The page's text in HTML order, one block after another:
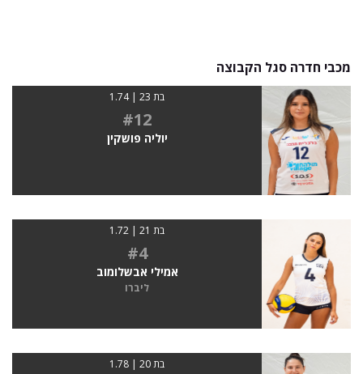
מכבי חדרה סגל הקבוצה
בת 23 | 1.74
#12
יוליה פושקין
בת 21 | 1.72
#4
אמילי אבשלומוב
ליברו
בת 20 | 1.78